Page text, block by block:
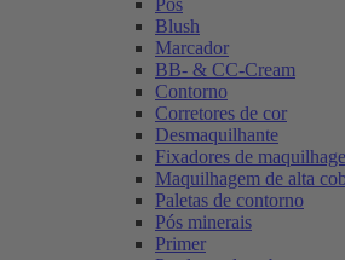
Pós
Blush
Marcador
BB- & CC-Cream
Contorno
Corretores de cor
Desmaquilhante
Fixadores de
Maquilhagem de alta
Paletas de contorno
Pós minerais
Primer